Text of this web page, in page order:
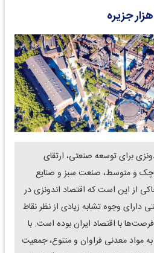
جزیره
برای توسعه صنعتی، ارتقای
و متوسط، صنعت سبز و صنایع
از این است که اقتصاد اندونزی در
وجوه تشابه زیادی از نظر نقاط
با اقتصاد ایران بوده است. با
مواد معدنی فراوان و متنوع، جمعیت